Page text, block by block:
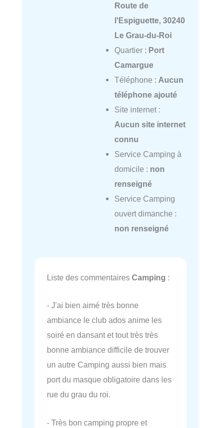
Route de
l'Espiguette, 30240
Le Grau-du-Roi
Quartier : Port
Camargue
Téléphone : Aucun
téléphone ajouté
Site internet :
Aucun site internet
connu
Service Camping à
domicile : non
renseigné
Service Camping
ouvert dimanche :
non renseigné
Liste des commentaires Camping :
- J'ai bien aimé très bonne
ambiance le club ados anime les
soiré en dansant et tout très très
bonne ambiance difficile de trouver
un autre Camping aussi bien mais
port du masque obligatoire dans les
rue du grau du roi.
- Très bon camping propre et